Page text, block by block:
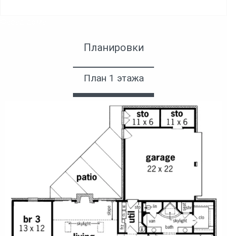
Планировки
План 1 этажа